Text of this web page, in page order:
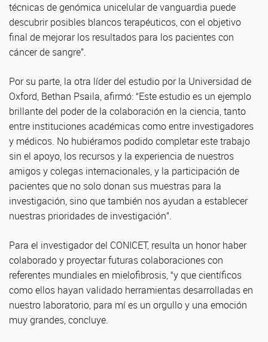
técnicas de genómica unicelular de vanguardia puede
descubrir posibles blancos terapéuticos, con el objetivo
final de mejorar los resultados para los pacientes con
cáncer de sangre”.
Por su parte, la otra líder del estudio por la Universidad de
Oxford, Bethan Psaila, afirmó: “Este estudio es un ejemplo
brillante del poder de la colaboración en la ciencia, tanto
entre instituciones académicas como entre investigadores
y médicos. No hubiéramos podido completar este trabajo
sin el apoyo, los recursos y la experiencia de nuestros
amigos y colegas internacionales, y la participación de
pacientes que no solo donan sus muestras para la
investigación, sino que también nos ayudan a establecer
nuestras prioridades de investigación”.
Para el investigador del CONICET, resulta un honor haber
colaborado y proyectar futuras colaboraciones con
referentes mundiales en mielofibrosis, “y que científicos
como ellos hayan validado herramientas desarrolladas en
nuestro laboratorio, para mí es un orgullo y una emoción
muy grandes, concluye.